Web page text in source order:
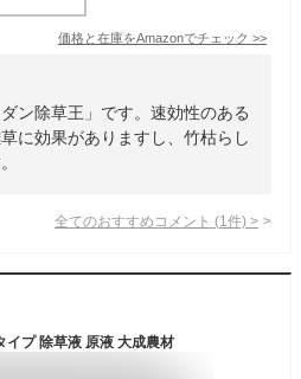
価格と在庫をAmazonでチェック >>
ン除草王」です。速効性のある
に効果がありますし、竹枯らし
全てのおすすめコメント (1 件) >
イプ 除草液 原液 大成農材